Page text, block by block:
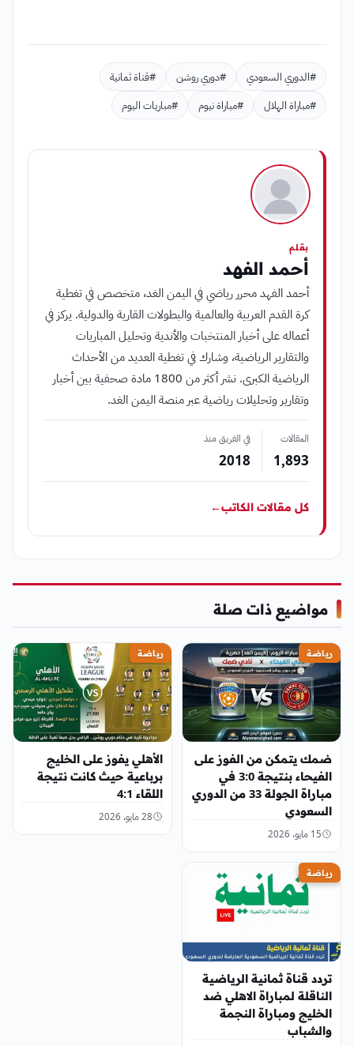
#الدوري السعودي #دوري روشن
#قناة ثمانية
#مباراة الهلال
#مباراة نيوم #مباريات اليوم
بقلم
أحمد الفهد
أحمد الفهد محرر رياضي في اليمن الغد، متخصص في تغطية
كرة القدم العربية والعالمية والبطولات القارية والدولية. يركز في
أعماله على أخبار المنتخبات والأندية وتحليل المباريات
والتقارير الرياضية، وشارك في تغطية العديد من الأحداث
الرياضية الكبرى. نشر أكثر من 1800 مادة صحفية بين أخبار
وتقارير وتحليلات رياضية عبر منصة اليمن الغد.
المقالات
1٬893
في الفريق منذ
2018
كل مقالات الكاتب←
مواضيع ذات صلة
رياضة
ضمك يتمكن من الفوز على
الفيحاء بنتيجة 3:0 في
مباراة الجولة 33 من الدوري
السعودي
15 مايو، 2026
رياضة
الأهلي يفوز على الخليج
برباعية حيث كانت نتيجة
اللقاء 4:1
28 مايو، 2026
رياضة
تردد قناة ثمانية الرياضية
الناقلة لمباراة الاهلي ضد
الخليج ومباراة النجمة
والشباب